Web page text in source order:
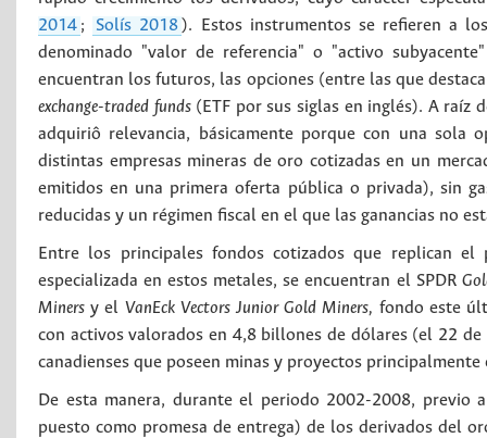
2014 ; Solís 2018 ). Estos instrumentos se refieren a
denominado "valor de referencia" o "activo
encuentran los futuros, las opciones (entre las que
exchange-traded funds(ETF por sus siglas en inglés). A raíz
adquiriô relevancia, básicamente porque con una sola
distintas empresas mineras de oro cotizadas en un
emitidos en una primera oferta pública o privada), sin
reducidas y un régimen fiscal en el que las ganancias no
Entre los principales fondos cotizados que replican
especializada en estos metales, se encuentran el SPDR
Miners y el VanEck Vectors Junior Gold Miners, fondo este
con activos valorados en 4,8 billones de dólares (el 22
canadienses que poseen minas y proyectos
De esta manera, durante el periodo 2002-2008,
puesto como promesa de entrega) de los derivados del